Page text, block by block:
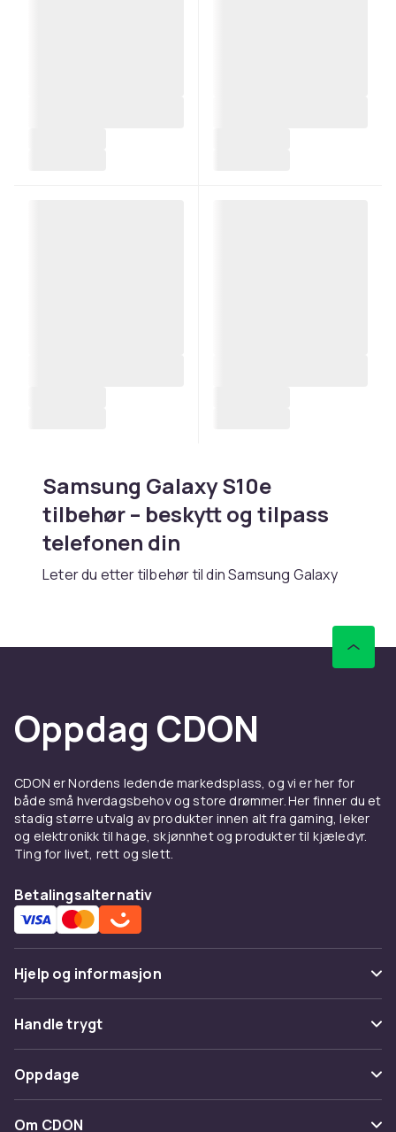
Samsung Galaxy S10e
tilbehør – beskytt og tilpass
telefonen din
Leter du etter tilbehør til din Samsung Galaxy
Deksel og skjermbeskyttelse
Et godt deksel beskytter din Samsung Galaxy
S10e mot riper, støt og hverdagslige uhell. Velg
mellom tynne silikon-deksel som bevarer
telefonens slanke profil, eller robuste
støtdempende modeller for ekstra
beskyttelse. Se hele utvalget av
tilbehørhos CDON.
Ladere og kabler til Samsung
Galaxy S10e
Hold batteriet ladet med riktig lader til din
Samsung Galaxy S10e. Hos CDON finner du
hurtigladere, USB-C-kabler og trådløse ladere
Oppdag CDON
CDON er Nordens ledende markedsplass, og vi er her for
både små hverdagsbehov og store drømmer. Her finner du et
stadig større utvalg av produkter innen alt fra gaming, leker
og elektronikk til hage, skjønnhet og produkter til kjæledyr.
Ting for livet, rett og slett.
Betalingsalternativ
Hjelp og informasjon
Vanlige spørsmål
Spor pakke
Angre & returner her
Kontakt oss
Handle trygt
Betaling
Levering
Oppdage
Kategorier
Om CDON